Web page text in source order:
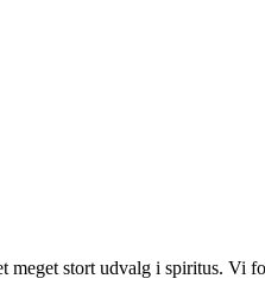
meget stort udvalg i spiritus. Vi